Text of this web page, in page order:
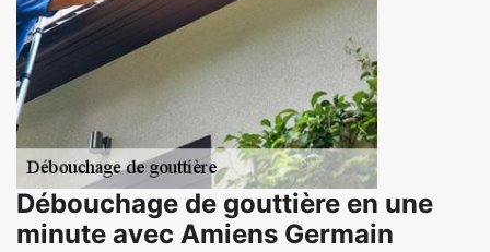
Débouchage de gouttière en une
minute avec Amiens Germain